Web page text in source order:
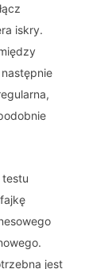
iskry.
jest